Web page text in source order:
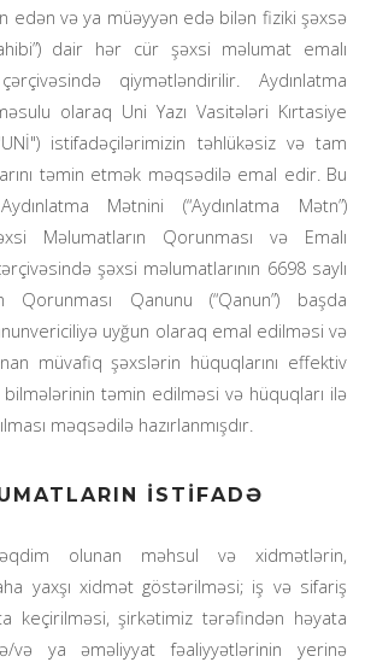
edən və ya müəyyən edə bilən fiziki şəxsə
dair hər cür şəxsi məlumat emalı
qiymətləndirilir. Aydınlatma
olaraq Uni Yazı Vasitələri Kırtasiye
istifadəçilərimizin təhlükəsiz və tam
təmin etmək məqsədilə emal edir. Bu
Mətnini (“Aydınlatma Mətn”)
Məlumatların Qorunması və Emalı
şəxsi məlumatlarının 6698 saylı
Qorunması Qanunu (“Qanun”) başda
uyğun olaraq emal edilməsi və
müvafiq şəxslərin hüquqlarını effektiv
təmin edilməsi və hüquqları ilə
məqsədilə hazırlanmışdır.
İSTİFADƏ
olunan məhsul və xidmətlərin,
yaxşı xidmət göstərilməsi; iş və sifariş
keçirilməsi, şirkətimiz tərəfindən həyata
və ya əməliyyat fəaliyyətlərinin yerinə